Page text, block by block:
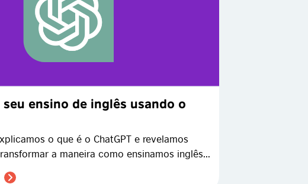
ensino de inglês usando o
o que é o ChatGPT e revelamos
a maneira como ensinamos inglês...